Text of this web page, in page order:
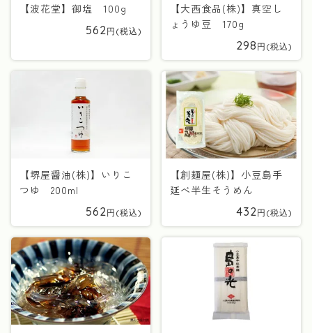
【波花堂】御塩 100g
562
【大西食品(株)】真空し
ょうゆ豆 170g
298
【堺屋醤油(株)】いりこ
つゆ 200ml
562
【創麺屋(株)】小豆島手
延べ半生そうめん
432